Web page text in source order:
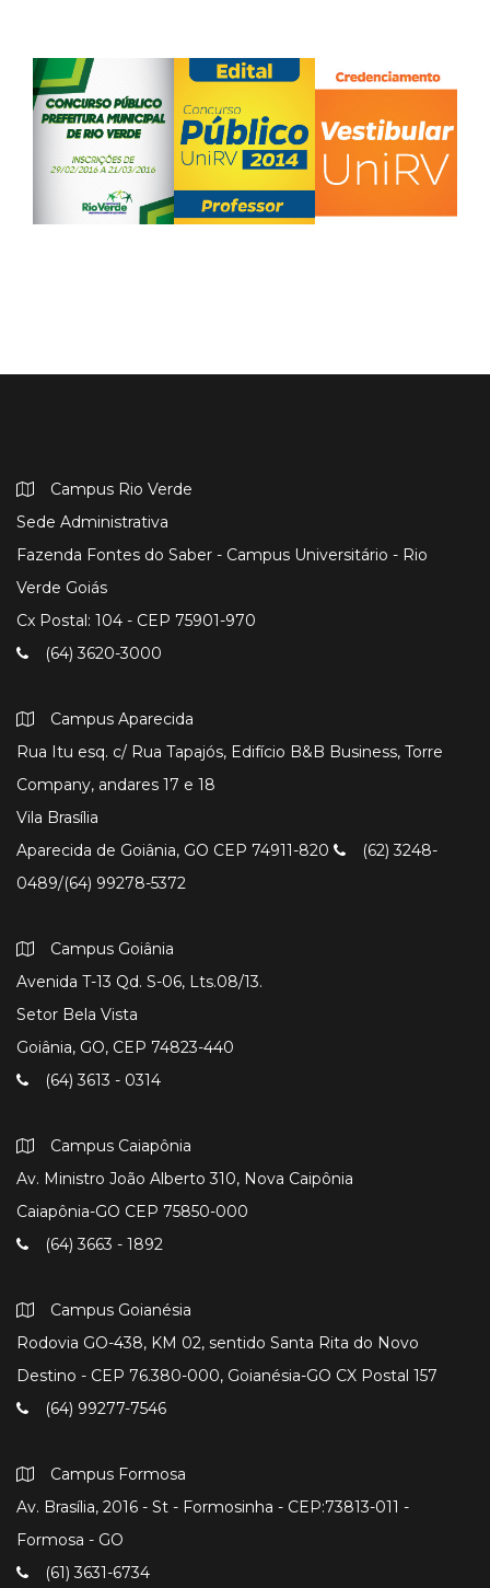
Campus Rio Verde
Sede Administrativa
Fazenda Fontes do Saber - Campus Universitário - Rio
Verde Goiás
Cx Postal: 104 - CEP 75901-970
(64) 3620-3000
Campus Aparecida
Rua Itu esq. c/ Rua Tapajós, Edifício B&B Business, Torre
Company, andares 17 e 18
Vila Brasília
Aparecida de Goiânia, GO CEP 74911-820
(62) 3248-
0489/(64) 99278-5372
Campus Goiânia
Avenida T-13 Qd. S-06, Lts.08/13.
Setor Bela Vista
Goiânia, GO, CEP 74823-440
(64) 3613 - 0314
Campus Caiapônia
Av. Ministro João Alberto 310, Nova Caipônia
Caiapônia-GO CEP 75850-000
(64) 3663 - 1892
Campus Goianésia
Rodovia GO-438, KM 02, sentido Santa Rita do Novo
Destino - CEP 76.380-000, Goianésia-GO CX Postal 157
(64) 99277-7546
Campus Formosa
Av. Brasília, 2016 - St - Formosinha - CEP:73813-011 -
Formosa - GO
(61) 3631-6734